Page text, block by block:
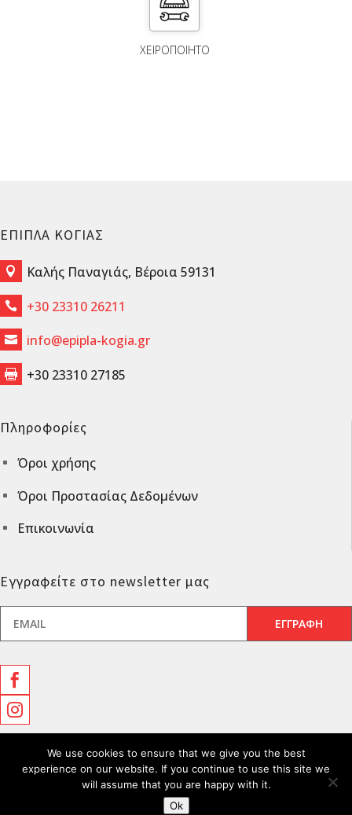
ΧΕΙΡΟΠΟΙΗΤΟ
ΕΠΙΠΛΑ ΚΟΓΙΑΣ
 Καλής Παναγιάς, Βέροια 59131
 +30 23310 26211
 info@epipla-kogia.gr
 +30 23310 27185
Πληροφορίες
^ Όροι χρήσης
^ Όροι Προστασίας Δεδομένων
^ Επικοινωνία
Εγγραφείτε στο newsletter μας


Epipla Kogia 2026 made by MOSERLX
We use cookies to ensure that we give you the best
experience on our website. If you continue to use this site we
will assume that you are happy with it.
Ok